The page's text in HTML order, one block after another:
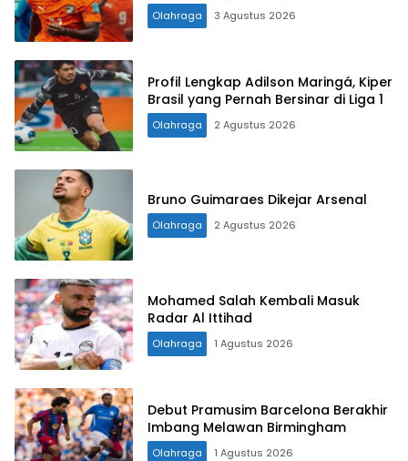
Olahraga 3 Agustus 2026
Profil Lengkap Adilson Maringá, Kiper
Brasil yang Pernah Bersinar di Liga 1
Olahraga 2 Agustus 2026
Bruno Guimaraes Dikejar Arsenal
Olahraga 2 Agustus 2026
Mohamed Salah Kembali Masuk
Radar Al Ittihad
Olahraga 1 Agustus 2026
Debut Pramusim Barcelona Berakhir
Imbang Melawan Birmingham
Olahraga 1 Agustus 2026